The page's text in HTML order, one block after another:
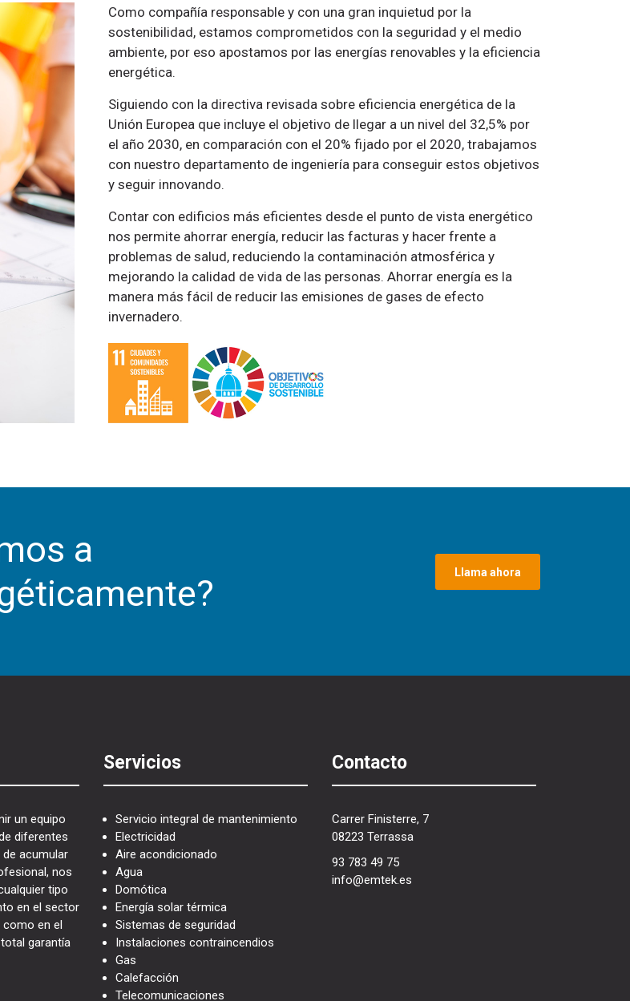
Como compañía responsable y con una gran inquietud por la
sostenibilidad, estamos comprometidos con la seguridad y el medio
ambiente, por eso apostamos por las energías renovables y la eficiencia
energética.
Siguiendo con la directiva revisada sobre eficiencia energética de la
Unión Europea que incluye el objetivo de llegar a un nivel del 32,5% por
el año 2030, en comparación con el 20% fijado por el 2020, trabajamos
con nuestro departamento de ingeniería para conseguir estos objetivos
y seguir innovando.
Contar con edificios más eficientes desde el punto de vista energético
nos permite ahorrar energía, reducir las facturas y hacer frente a
problemas de salud, reduciendo la contaminación atmosférica y
mejorando la calidad de vida de las personas. Ahorrar energía es la
manera más fácil de reducir las emisiones de gases de efecto
invernadero.
a
Llama ahora
un equipo
diferentes
acumular
nos
tipo
en el sector
como en el
garantía
Servicios
Servicio integral de mantenimiento
Electricidad
Aire acondicionado
Agua
Domótica
Energía solar térmica
Sistemas de seguridad
Instalaciones contraincendios
Gas
Calefacción
Telecomunicaciones
Contacto
Carrer Finisterre, 7
08223 Terrassa
93 783 49 75
info@emtek.es